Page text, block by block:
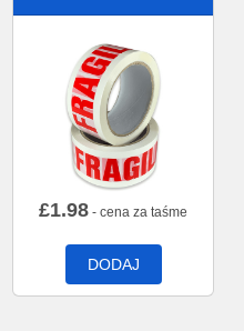
£1.98 - cena za taśme
DODAJ